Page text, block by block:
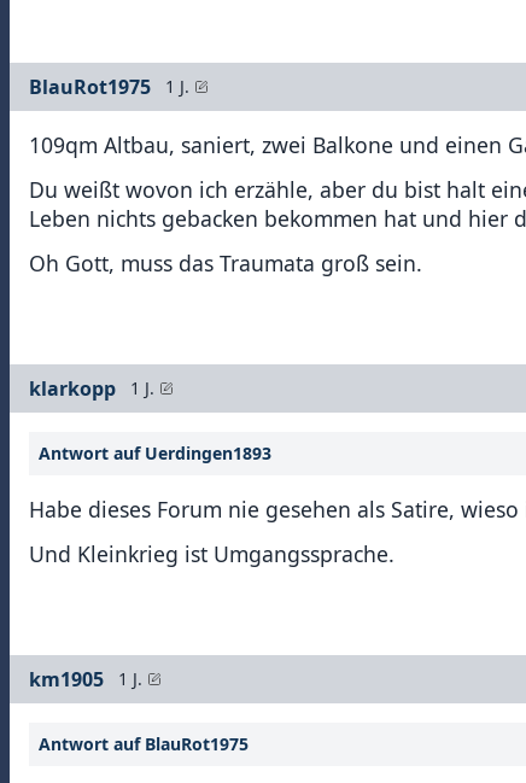
BlauRot1975 1 J.
109qm Altbau, saniert, zwei Balkone und einen
Du weißt wovon ich erzähle, aber du bist halt
Leben nichts gebacken bekommen hat und hier
Oh Gott, muss das Traumata groß sein.
klarkopp 1 J.
Antwort auf Uerdingen1893
Habe dieses Forum nie gesehen als Satire, wieso
Und Kleinkrieg ist Umgangssprache.
km1905 1 J.
Antwort auf BlauRot1975